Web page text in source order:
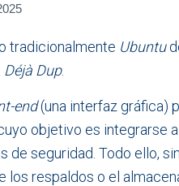
tradicionalmente Ubuntu
Déjà Dup.
end(una interfaz gráfica)
objetivo es integrarse
de seguridad. Todo ello,
los respaldos o el